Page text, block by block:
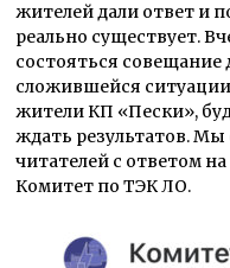
жителей дали ответ и
реально существует.
состояться совещание
сложившейся
жители КП «Пески»,
ждать результатов.
читателей с ответом
Комитет по ТЭК ЛО.